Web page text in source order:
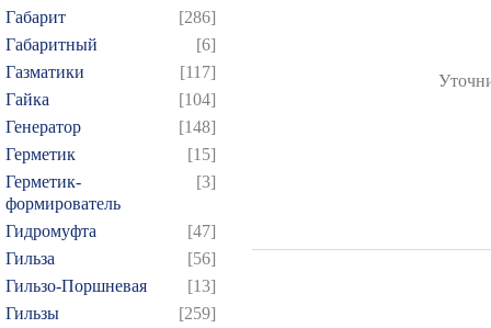
Габарит
[286]
Габаритный
[6]
Газматики
[117]
Гайка
[104]
Генератор
[148]
Герметик
[15]
Герметик-
формирователь
[3]
Гидромуфта
[47]
Гильза
[56]
Гильзо-Поршневая
[13]
Гильзы
[259]